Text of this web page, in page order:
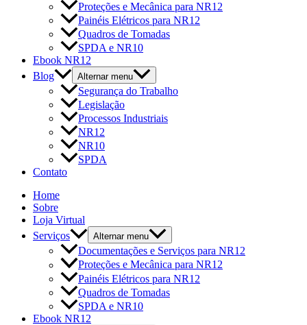
Proteções e Mecânica para NR12
Painéis Elétricos para NR12
Quadros de Tomadas
SPDA e NR10
Ebook NR12
Blog
Alternar menu
Segurança do Trabalho
Legislação
Processos Industriais
NR12
NR10
SPDA
Contato
Home
Sobre
Loja Virtual
Serviços
Alternar menu
Documentações e Serviços para NR12
Proteções e Mecânica para NR12
Painéis Elétricos para NR12
Quadros de Tomadas
SPDA e NR10
Ebook NR12